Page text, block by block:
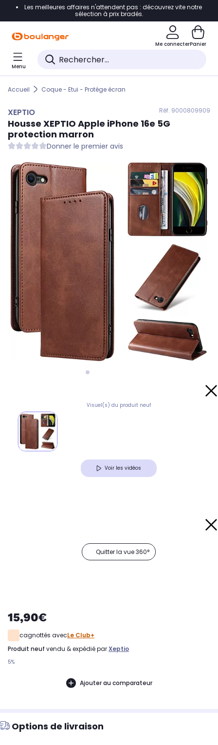
Accéder directement à la navigation
Accéder directement au pied de page
Accéder directement au chatbot
Les meilleures affaires n'attendent pas : découvrez vite notre
sélection à prix bradés.
Me connecterPanier
Menu
Accueil Coque - Etui - Protège écran
XEPTIO Réf. 9000809909
Housse XEPTIO Apple iPhone 16e 5G
protection marron
Donner le premier avis
Visuel(s) du produit neuf
Voir les vidéos
Quitter la vue 360°
15,90€
cagnottés avecLe Club+
produit neuf vendu & expédié parXeptio
5%
Ajouter au comparateur
Options de livraison